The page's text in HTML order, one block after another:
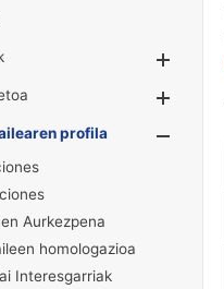
profila
Aurkezpena
homologazioa
Interesgarriak